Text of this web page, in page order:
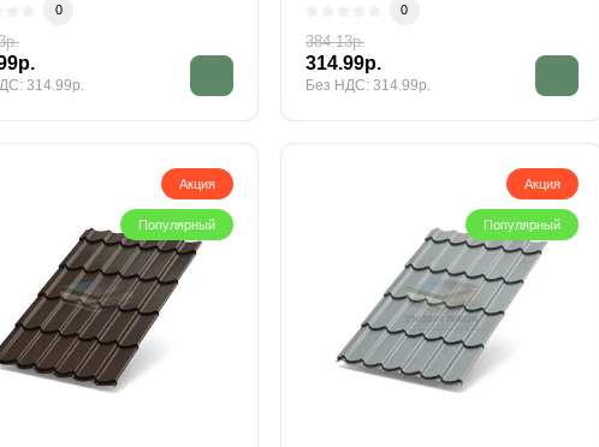
0
314.99р.
0
384.13р.
314.99р.
Без НДС: 314.99р.
Акция
Популярный
Акция
Популярный